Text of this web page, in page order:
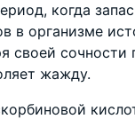
когда запас
в организме
своей сочности
жажду.